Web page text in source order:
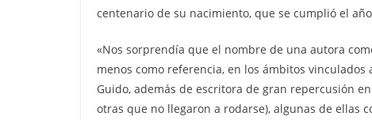
centenario de su nacimiento, que se cumplió el
«Nos sorprendía que el nombre de una autora
menos como referencia, en los ámbitos
Guido, además de escritora de gran repercusión
otras que no llegaron a rodarse), algunas de ellas